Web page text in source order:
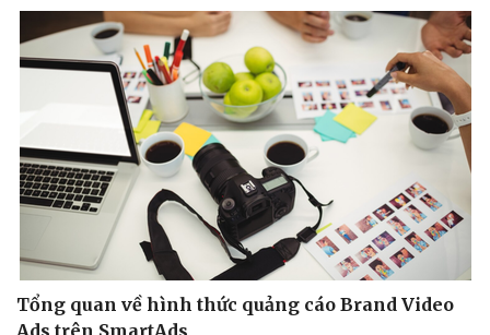
Doanh nghiệp
Thông tin doanh nghiệp
Doanh nghiệp 24h
Doanh nhân
Vì cộng đồng
Công nghệ
Sành điệu
Tin Công nghệ
Trải nghiệm
Chuyển đổi số
Tổng quan về hình thức quảng cáo Brand Video